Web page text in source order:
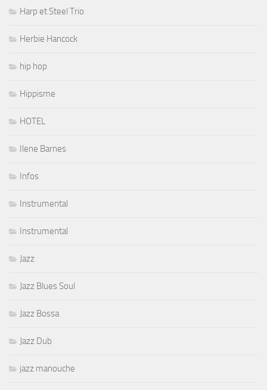
Harp et Steel Trio
Herbie Hancock
hip hop
Hippisme
HOTEL
Ilene Barnes
Infos
Instrumental
Instrumental
Jazz
Jazz Blues Soul
Jazz Bossa
Jazz Dub
jazz manouche